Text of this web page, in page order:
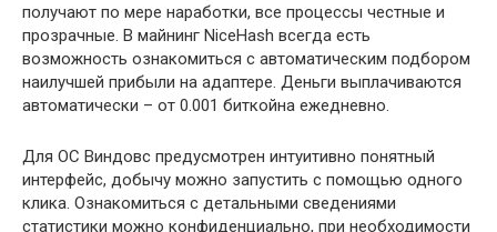
получают по мере наработки, все процессы честные и
прозрачные. В майнинг NiceHash всегда есть
возможность ознакомиться с автоматическим подбором
наилучшей прибыли на адаптере. Деньги выплачиваются
автоматически – от 0.001 биткойна ежедневно.
Для ОС Виндовс предусмотрен интуитивно понятный
интерфейс, добычу можно запустить с помощью одного
клика. Ознакомиться с детальными сведениями
статистики можно конфиденциально, при необходимости